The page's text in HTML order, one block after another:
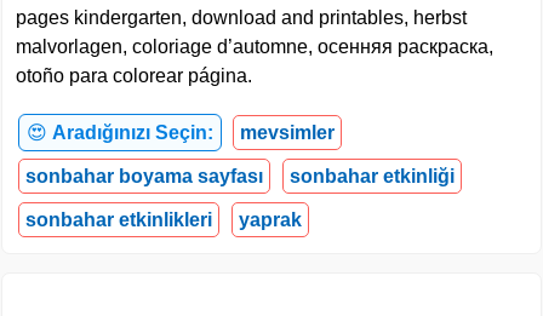
pages kindergarten, download and printables, herbst
malvorlagen, coloriage d’automne, осенняя раскраска,
otoño para colorear página.
😍 Aradığınızı Seçin: mevsimler
sonbahar boyama sayfası sonbahar etkinliği
sonbahar etkinlikleri yaprak